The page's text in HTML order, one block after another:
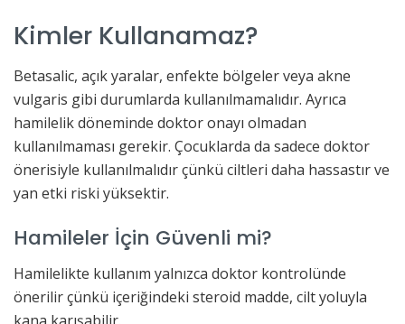
Kimler Kullanamaz?
Betasalic, açık yaralar, enfekte bölgeler veya akne
vulgaris gibi durumlarda kullanılmamalıdır. Ayrıca
hamilelik döneminde doktor onayı olmadan
kullanılmaması gerekir. Çocuklarda da sadece doktor
önerisiyle kullanılmalıdır çünkü ciltleri daha hassastır ve
yan etki riski yüksektir.
Hamileler İçin Güvenli mi?
Hamilelikte kullanım yalnızca doktor kontrolünde
önerilir çünkü içeriğindeki steroid madde, cilt yoluyla